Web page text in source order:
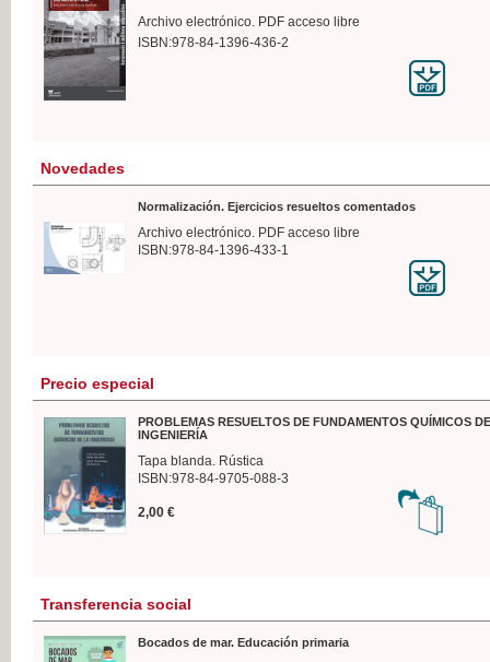
Archivo electrónico. PDF acceso libre
ISBN:978-84-1396-436-2
Novedades
Normalización. Ejercicios resueltos comentados
Archivo electrónico. PDF acceso libre
ISBN:978-84-1396-433-1
Precio especial
PROBLEMAS RESUELTOS DE FUNDAMENTOS QUÍMICOS
INGENIERÍA
Tapa blanda. Rústica
ISBN:978-84-9705-088-3
2,00 €
Transferencia social
Bocados de mar. Educación primaria